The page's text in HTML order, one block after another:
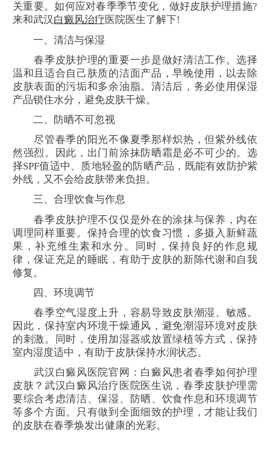
关重要。如何应对春季季节变化，做好皮肤护理措施?
来和武汉白癜风治疗 医院医生了解下!
一、清洁与保湿
春季皮肤护理的重要一步是做好清洁工作。选择
温和且适合自己肤质的洁面产品，早晚使用，以去除
皮肤表面的污垢和多余油脂。清洁后，务必使用保湿
产品锁住水分，避免皮肤干燥。
二、防晒不可忽视
尽管春季的阳光不像夏季那样炽热，但紫外线依
然强烈。因此，出门前涂抹防晒霜是必不可少的。选
择SPF值适中、质地轻盈的防晒产品，既能有效防护紫
外线，又不会给皮肤带来负担。
三、合理饮食与作息
春季皮肤护理不仅仅是外在的涂抹与保养，内在
调理同样重要。保持合理的饮食习惯，多摄入新鲜蔬
果，补充维生素和水分。同时，保持良好的作息规
律，保证充足的睡眠，有助于皮肤的新陈代谢和自我
修复。
四、环境调节
春季空气湿度上升，容易导致皮肤潮湿、敏感。
因此，保持室内环境干燥通风，避免潮湿环境对皮肤
的刺激。同时，使用加湿器或放置绿植等方式，保持
室内湿度适中，有助于皮肤保持水润状态。
武汉白癜风医院官网：白癜风患者春季如何护理
皮肤？武汉白癜风治疗医院医生说，春季皮肤护理需
要综合考虑清洁、保湿、防晒、饮食作息和环境调节
等多个方面。只有做到全面细致的护理，才能让我们
的皮肤在春季焕发出健康的光彩。